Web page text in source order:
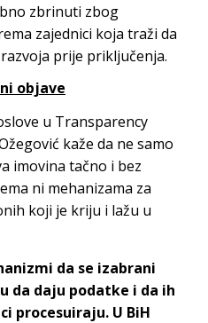
zbrinuti zbog
zajednici koja traži da
prije priključenja.
objave
u Transparency
kaže da ne samo
imovina tačno i bez
ni mehanizama za
koji je kriju i lažu u
da se izabrani
da daju podatke i da ih
procesuiraju. U BiH